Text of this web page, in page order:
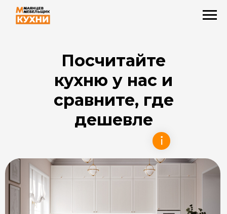
Посчитайте
кухню у нас и
сравните, где
дешевле